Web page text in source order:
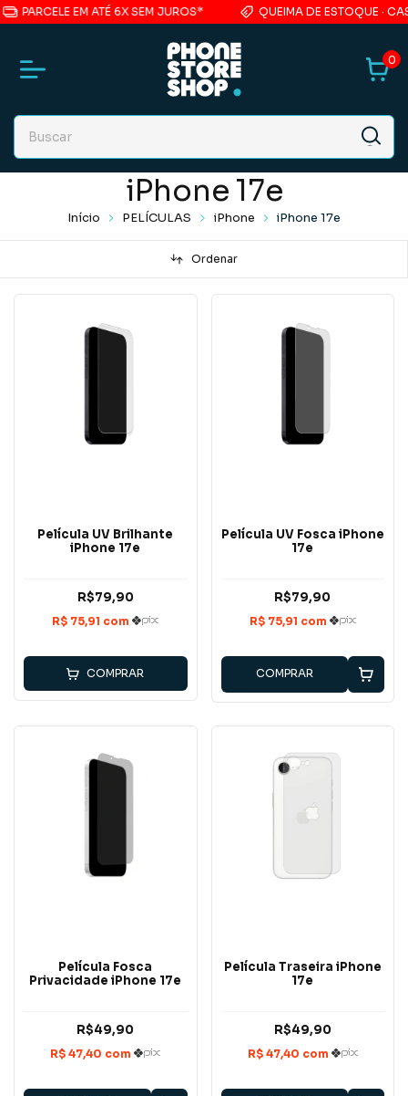
PARCELE EM ATÉ 6X SEM JUROS* QUEIMA DE ESTOQUE ·
0
iPhone 17e
Início PELÍCULAS iPhone iPhone 17e
Ordenar
Película UV Brilhante
iPhone 17e
R$79,90
COMPRAR
Película UV Fosca iPhone
17e
R$79,90
COMPRAR
Película Fosca
Privacidade iPhone 17e
R$49,90
Película Traseira iPhone
17e
R$49,90